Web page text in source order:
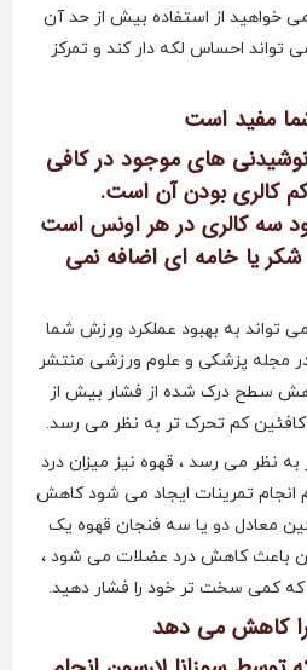
خواهید از استفاده بیش از حد آن
تواند احساس لکه دار کند و تمرکز
مفید است
نوشیدنی های موجود در کافی
کالری بودن آن است.
سه کالری در هر اونس است
یا خامه ای اضافه نمی
می تواند به بهبود عملکرد ورزش شما
مجله پزشکی و علوم ورزشی منتشر
سطح درک شده از فشار بیش از
به نظر می رسد ، قهوه نیز میزان درد
انجام تمرینات ایجاد می شود کاهش
معادل دو یا سه فنجان قهوه یک
دقیقه تمرین باعث کاهش درد عضلات می شود ،
که کمی سخت تر خود را فشار دهید.
کاهش می دهد